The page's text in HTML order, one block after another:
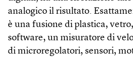
analogico il risultato.
è una fusione di plastica,
software, un misuratore di
di microregolatori, sensori,